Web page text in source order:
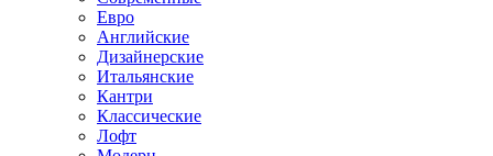
Евро
Английские
Дизайнерские
Итальянские
Кантри
Классические
Лофт